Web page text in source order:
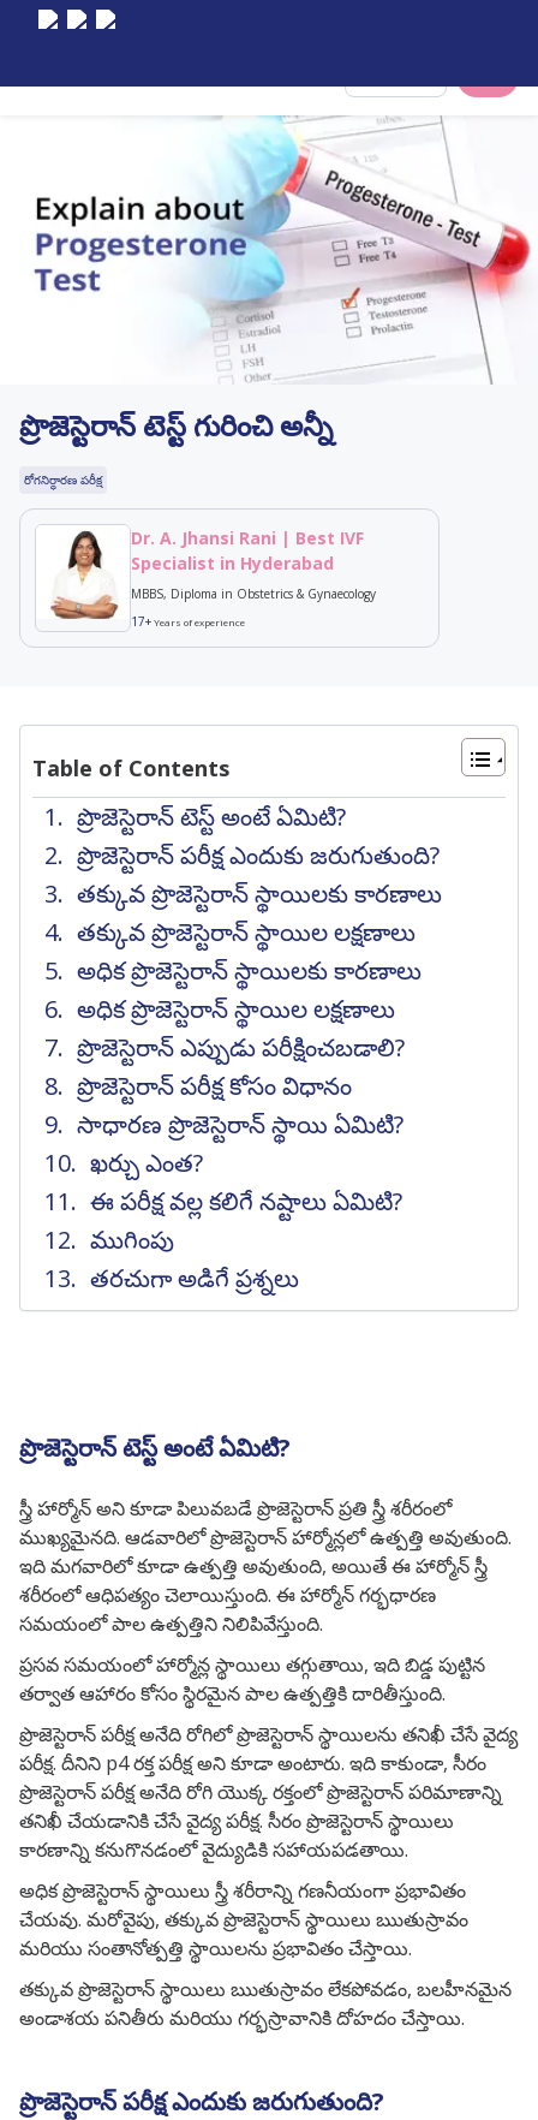
ప్రొజెస్టెరాన్ టెస్ట్ గురించి అన్నీ
రోగనిర్ధారణ పరీక్ష
Dr. A. Jhansi Rani | Best IVF
Specialist in Hyderabad
MBBS, Diploma in Obstetrics & Gynaecology
17+Years of experience
Table of Contents
ప్రొజెస్టెరాన్ టెస్ట్ అంటే ఏమిటి?
ప్రొజెస్టెరాన్ పరీక్ష ఎందుకు జరుగుతుంది?
తక్కువ ప్రొజెస్టెరాన్ స్థాయిలకు కారణాలు
తక్కువ ప్రొజెస్టెరాన్ స్థాయిల లక్షణాలు
అధిక ప్రొజెస్టెరాన్ స్థాయిలకు కారణాలు
అధిక ప్రొజెస్టెరాన్ స్థాయిల లక్షణాలు
ప్రొజెస్టెరాన్ ఎప్పుడు పరీక్షించబడాలి?
ప్రొజెస్టెరాన్ పరీక్ష కోసం విధానం
సాధారణ ప్రొజెస్టెరాన్ స్థాయి ఏమిటి?
ఖర్చు ఎంత?
ఈ పరీక్ష వల్ల కలిగే నష్టాలు ఏమిటి?
ముగింపు
తరచుగా అడిగే ప్రశ్నలు
ప్రొజెస్టెరాన్ టెస్ట్ అంటే ఏమిటి?
స్త్రీ హార్మోన్ అని కూడా పిలువబడే ప్రొజెస్టెరాన్ ప్రతి స్త్రీ శరీరంలో
ముఖ్యమైనది. ఆడవారిలో ప్రొజెస్టెరాన్ హార్మోన్లలో ఉత్పత్తి అవుతుంది.
ఇది మగవారిలో కూడా ఉత్పత్తి అవుతుంది, అయితే ఈ హార్మోన్ స్త్రీ
శరీరంలో ఆధిపత్యం చెలాయిస్తుంది. ఈ హార్మోన్ గర్భధారణ
సమయంలో పాల ఉత్పత్తిని నిలిపివేస్తుంది.
ప్రసవ సమయంలో హార్మోన్ల స్థాయిలు తగ్గుతాయి, ఇది బిడ్డ పుట్టిన
తర్వాత ఆహారం కోసం స్థిరమైన పాల ఉత్పత్తికి దారితీస్తుంది.
ప్రొజెస్టెరాన్ పరీక్ష అనేది రోగిలో ప్రొజెస్టెరాన్ స్థాయిలను తనిఖీ చేసే వైద్య
పరీక్ష. దీనిని p4 రక్త పరీక్ష అని కూడా అంటారు. ఇది కాకుండా, సీరం
ప్రొజెస్టెరాన్ పరీక్ష అనేది రోగి యొక్క రక్తంలో ప్రొజెస్టెరాన్ పరిమాణాన్ని
తనిఖీ చేయడానికి చేసే వైద్య పరీక్ష. సీరం ప్రొజెస్టెరాన్ స్థాయిలు
కారణాన్ని కనుగొనడంలో వైద్యుడికి సహాయపడతాయి.
అధిక ప్రొజెస్టెరాన్ స్థాయిలు స్త్రీ శరీరాన్ని గణనీయంగా ప్రభావితం
చేయవు. మరోవైపు, తక్కువ ప్రొజెస్టెరాన్ స్థాయిలు ఋతుస్రావం
మరియు సంతానోత్పత్తి స్థాయిలను ప్రభావితం చేస్తాయి.
తక్కువ ప్రొజెస్టెరాన్ స్థాయిలు ఋతుస్రావం లేకపోవడం, బలహీనమైన
అండాశయ పనితీరు మరియు గర్భస్రావానికి దోహదం చేస్తాయి.
ప్రొజెస్టెరాన్ పరీక్ష ఎందుకు జరుగుతుంది?